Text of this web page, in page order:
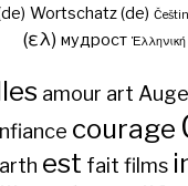
Wortschatz (de)
(ελ) мудрост Ἑλληνική
amour art Auge
courage
est fait films